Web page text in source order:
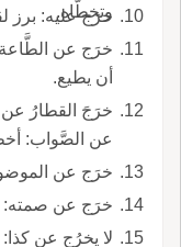
وتخطّاه.
خرَج عليه: برز
خرَج عن
أن يطيع.
خرَجَ القطارُ
عن الصَّواب:
خرَج عن
خرَج عن صمته:
لا يخرُج عن كذا: